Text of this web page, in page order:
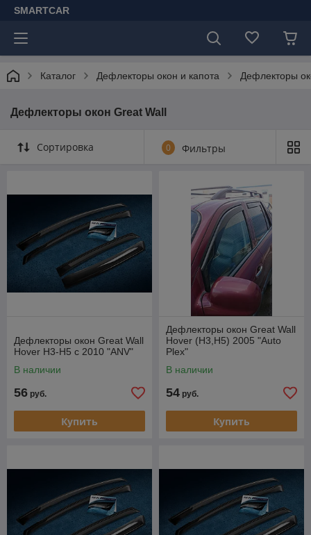
SMARTCAR
Каталог Дефлекторы окон и капота Дефлекторы
Дефлекторы окон Great Wall
Сортировка 0 Фильтры
Дефлекторы окон Great Wall
Hover H3-H5 с 2010 "ANV"
В наличии
56 руб.
Купить
Дефлекторы окон Great Wall
Hover (H3,H5) 2005 "Auto
Plex"
В наличии
54 руб.
Купить